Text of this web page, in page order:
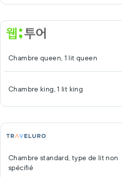
Chambre queen, 1 lit queen
Chambre king, 1 lit king
Chambre standard, type de lit non
spécifié